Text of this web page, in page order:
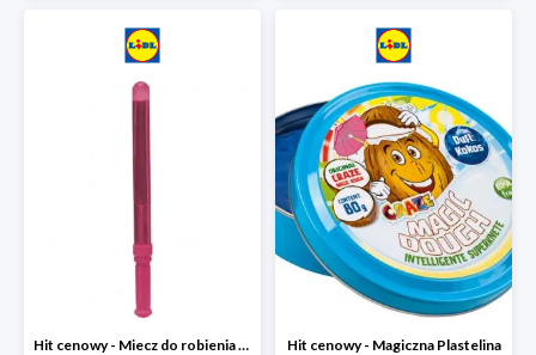
Hit cenowy - Miecz do robienia baniek mydlanych Hit cenowy - Magiczna Plastelina